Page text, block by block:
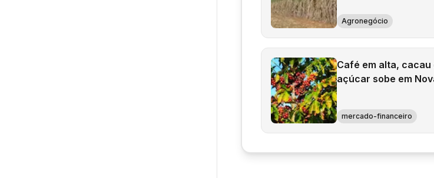
Agronegócio
Café em alta, cacau
açúcar sobe em
mercado-financeiro